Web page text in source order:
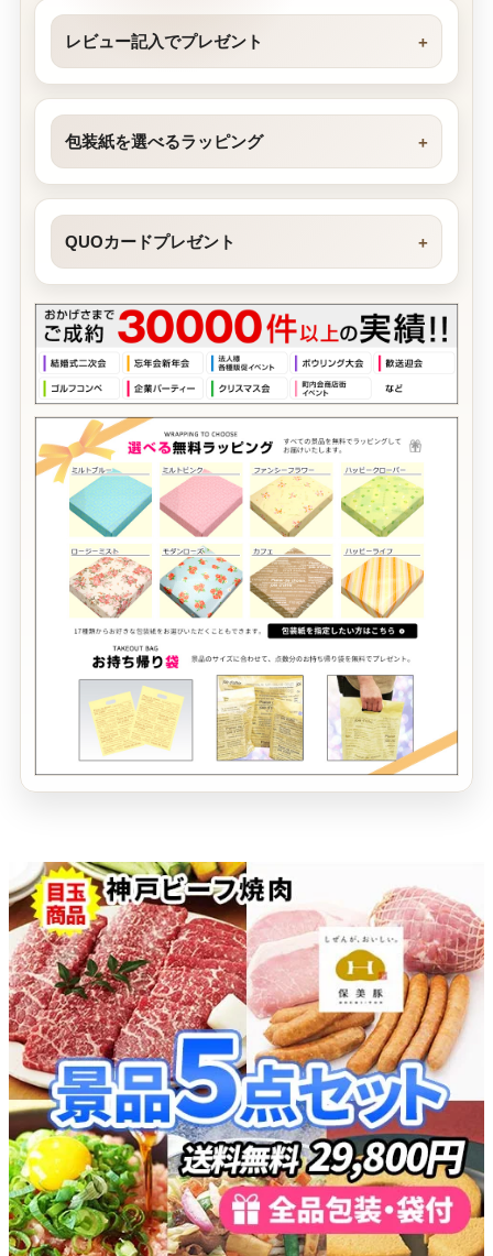
レビュー記入でプレゼント
包装紙を選べるラッピング
QUOカードプレゼント